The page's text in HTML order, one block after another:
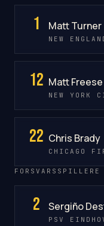
1 Matt Turner
NEW
12 Matt Freese
NEW YORK
22 Chris Brady
CHICAGO
2 Sergiño
PSV